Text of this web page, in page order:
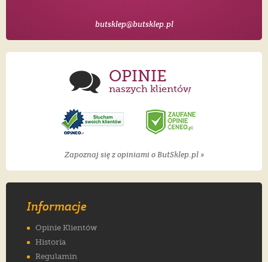
butsklep@butsklep.pl
OPINIE
naszych klientów
Zapoznaj się z opiniami o ButSklep.pl »
Informacje
Opinie Klientów
Historia
Regulamin